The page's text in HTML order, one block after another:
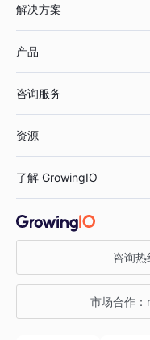
解决方案
鞋服行业
汽车行业
金融行业
产品
智能运营
获客分析
咨询服务
资源
增长公开课
增长博客
了解 GrowingIO
关于 GrowingIO
增长大会
咨询热
市场合作：